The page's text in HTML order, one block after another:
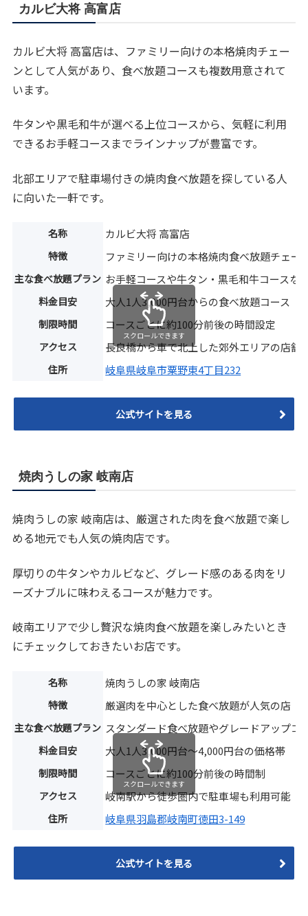
カルビ大将 高富店
カルビ大将 高富店は、ファミリー向けの本格焼肉チェー
ンとして人気があり、食べ放題コースも複数用意されて
います。
牛タンや黒毛和牛が選べる上位コースから、気軽に利用
できるお手軽コースまでラインナップが豊富です。
北部エリアで駐車場付きの焼肉食べ放題を探している人
に向いた一軒です。
名称 カルビ大将 高富店
特徴 ファミリー向けの本格焼肉食べ放題チェー
主な食べ放題プラン お手軽コースや牛タン・黒毛和牛コースな
料金目安 大人1人3,000円台からの食べ放題コース
制限時間 コースごとに約100分前後の時間設定
アクセス 長良橋から車で北上した郊外エリアの店舗
住所 岐阜県岐阜市粟野東4丁目232
スクロールできます
公式サイトを見る
焼肉うしの家 岐南店
焼肉うしの家 岐南店は、厳選された肉を食べ放題で楽し
める地元でも人気の焼肉店です。
厚切りの牛タンやカルビなど、グレード感のある肉をリ
ーズナブルに味わえるコースが魅力です。
岐南エリアで少し贅沢な焼肉食べ放題を楽しみたいとき
にチェックしておきたいお店です。
名称 焼肉うしの家 岐南店
特徴 厳選肉を中心とした食べ放題が人気の店
主な食べ放題プラン スタンダード食べ放題やグレードアップコ
料金目安 大人1人3,000円台〜4,000円台の価格帯
制限時間 コースごとに約100分前後の時間制
アクセス 岐南駅から徒歩圏内で駐車場も利用可能
住所 岐阜県羽島郡岐南町徳田3-149
スクロールできます
公式サイトを見る